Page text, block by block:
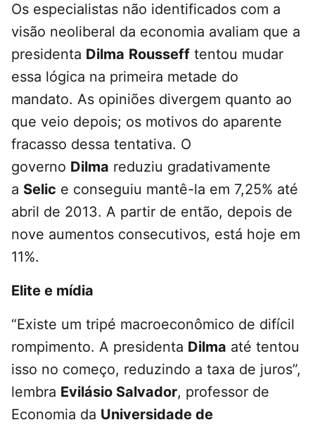
Os especialistas não identificados com a
visão neoliberal da economia avaliam que a
presidenta Dilma Rousseff tentou mudar
essa lógica na primeira metade do
mandato. As opiniões divergem quanto ao
que veio depois; os motivos do aparente
fracasso dessa tentativa. O
governo Dilma reduziu gradativamente
a Selic e conseguiu mantê-la em 7,25% até
abril de 2013. A partir de então, depois de
nove aumentos consecutivos, está hoje em
11%.
Elite e mídia
“Existe um tripé macroeconômico de difícil
rompimento. A presidenta Dilma até tentou
isso no começo, reduzindo a taxa de juros”,
lembra Evilásio Salvador, professor de
Economia da Universidade de